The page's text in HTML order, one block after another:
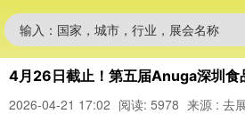
输入：国家，城市，行业，展会名称
4月26日截止！第五届Anuga深圳食
2026-04-21 17:02 阅读: 5978 来源 : 去